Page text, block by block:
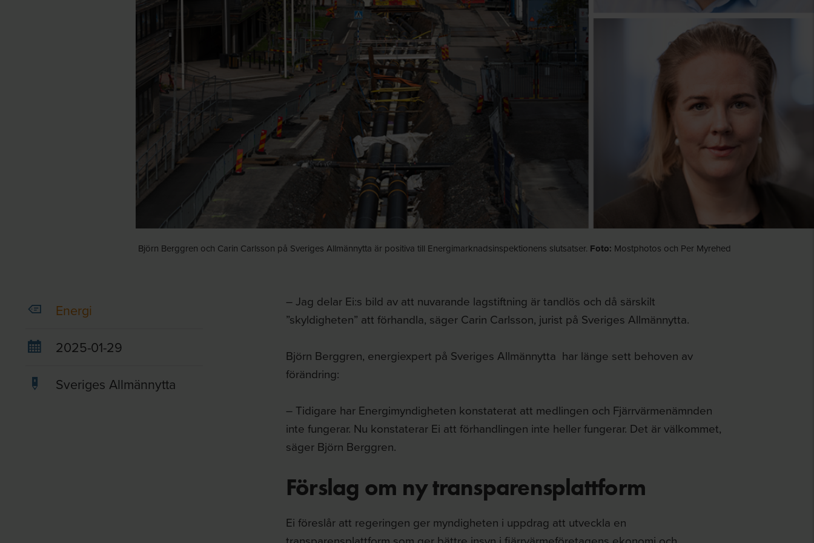
Björn Berggren och Carin Carlsson på Sveriges Allmännytta är positiva till Energimarknadsinspektionens slutsatser. Foto: Mostphotos och Per Myrehed
Energi
2025-01-29
Sveriges Allmännytta
– Jag delar Ei:s bild av att nuvarande lagstiftning är tandlös och då särskilt
”skyldigheten” att förhandla, säger Carin Carlsson, jurist på Sveriges Allmännytta.
Björn Berggren, energiexpert på Sveriges Allmännytta har länge sett behoven av
förändring:
– Tidigare har Energimyndigheten konstaterat att medlingen och Fjärrvärmenämnden
inte fungerar. Nu konstaterar Ei att förhandlingen inte heller fungerar. Det är välkommet,
säger Björn Berggren.
Förslag om ny transparensplattform
Ei föreslår att regeringen ger myndigheten i uppdrag att utveckla en